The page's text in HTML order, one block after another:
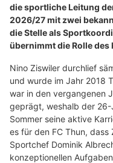
die sportliche Leitung
2026/27 mit zwei
die Stelle als
übernimmt die Rolle des
Nino Ziswiler durchlief
und wurde im Jahr 2018
war in den vergangenen
geprägt, weshalb der
Sommer seine aktive
es für den FC Thun,
Sportchef Dominik
konzeptionellen